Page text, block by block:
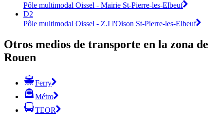
Pôle multimodal Oissel - Mairie St-Pierre-les-Elbeuf
D2
Pôle multimodal Oissel - Z.I l'Oison St-Pierre-les-Elbeuf
Otros medios de transporte en la zona de
Rouen
Ferry
Métro
TEOR